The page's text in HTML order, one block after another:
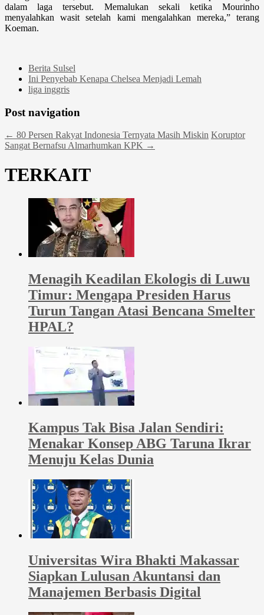
dalam laga tersebut. Memalukan sekali ketika Mourinho
menyalahkan wasit setelah kami mengalahkan mereka,” terang
Koeman.
Berita Sulsel
Ini Penyebab Kenapa Chelsea Menjadi Lemah
liga inggris
Post navigation
← 80 Persen Rakyat Indonesia Ternyata Masih Miskin Koruptor
Sangat Bernafsu Almarhumkan KPK →
TERKAIT
Menagih Keadilan Ekologis di Luwu
Timur: Mengapa Presiden Harus
Turun Tangan Atasi Bencana Smelter
HPAL?
Kampus Tak Bisa Jalan Sendiri:
Menakar Konsep ABG Taruna Ikrar
Menuju Kelas Dunia
Universitas Wira Bhakti Makassar
Siapkan Lulusan Akuntansi dan
Manajemen Berbasis Digital